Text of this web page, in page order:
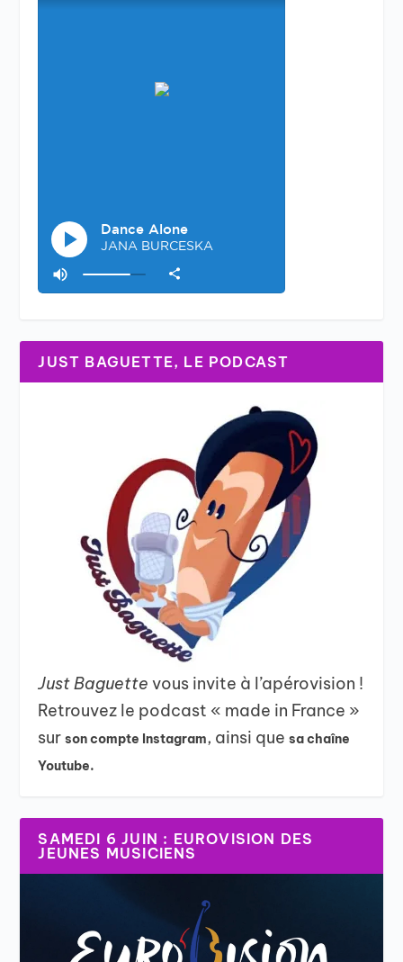
JUST BAGUETTE, LE PODCAST
Just Baguettevous invite à l’apérovision !
Retrouvez le podcast « made in France »
surson compte Instagram, ainsi quesa chaîne
Youtube.
SAMEDI 6 JUIN : EUROVISION DES
JEUNES MUSICIENS